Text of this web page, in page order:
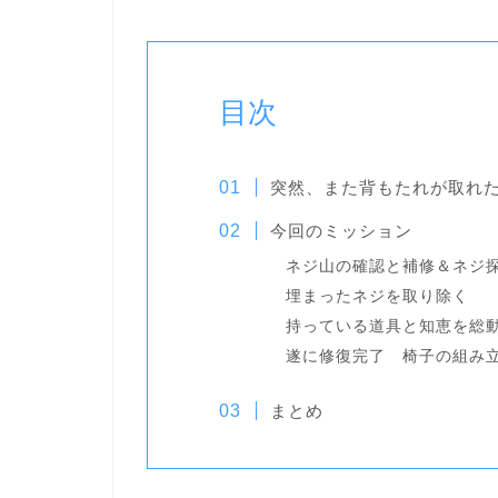
目次
突然、また背もたれが取れた
今回のミッション
ネジ山の確認と補修＆ネジ
埋まったネジを取り除く
持っている道具と知恵を総
遂に修復完了 椅子の組み
まとめ